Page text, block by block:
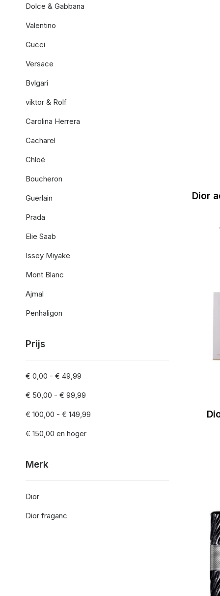
Dior
Dolce & Gabbana
Valentino
Gucci
Versace
Bvlgari
viktor & Rolf
Carolina Herrera
Cacharel
Chloé
Boucheron
Guerlain
Prada
Elie Saab
Issey Miyake
Mont Blanc
Ajmal
Penhaligon
Prijs
€ 0,00 - € 49,99
€ 50,00 - € 99,99
€ 100,00 - € 149,99
€ 150,00 en hoger
Merk
Dior
Dior fraganc